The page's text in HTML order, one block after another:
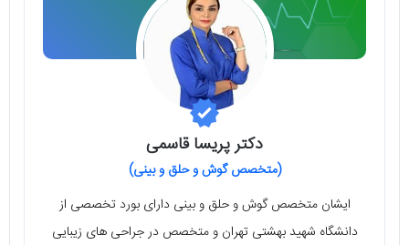
دکتر پریسا قاسمی
(متخصص گوش و حلق و بینی)
ایشان متخصص گوش و حلق و بینی دارای بورد تخصصی از
دانشگاه شهید بهشتی تهران و متخصص در جراحی های زیبایی